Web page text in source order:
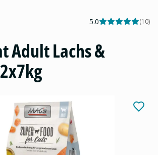
5.0 (10)
Adult Lachs &